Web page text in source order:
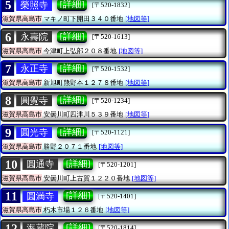
5 榮照寺 [詳細]
[〒520-1832]
滋賀県高島市マキノ町下開田３４０番地 [地図等]
6 永壽院 [詳細]
[〒520-1613]
滋賀県高島市 今津町上弘部２０８番地 [地図等]
7 永正寺 [詳細]
[〒520-1532]
滋賀県高島市新旭町熊野本１２７８番地 [地図等]
8 圓覺寺 [詳細]
[〒520-1234]
滋賀県高島市安曇川町四津川５３９番地 [地図等]
9 圓光寺 [詳細]
[〒520-1121]
滋賀県高島市勝野２０７１番地 [地図等]
10 圓通寺 [詳細]
[〒520-1201]
滋賀県高島市 安曇川町上古賀１２２０番地 [地図等]
11 圓満寺 [詳細]
[〒520-1401]
滋賀県高島市朽木市場１２６番地 [地図等]